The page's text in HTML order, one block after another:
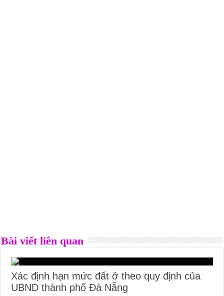
Bài viết liên quan
Xác định hạn mức đất ở theo quy định của
UBND thành phố Đà Nẵng